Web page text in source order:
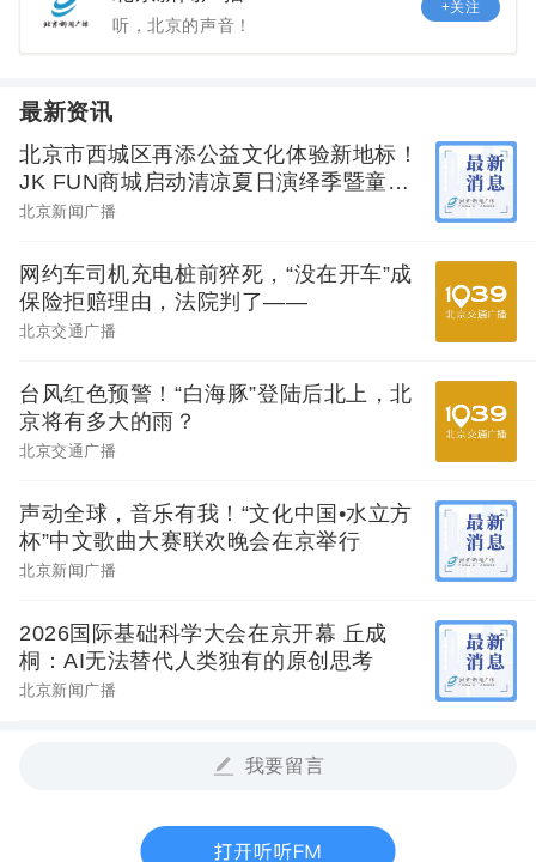
听，北京的声音！
+关注
最新资讯
北京市西城区再添公益文化体验新地标！
JK FUN商城启动清凉夏日演绎季暨童梦
馆开场活动
北京新闻广播
网约车司机充电桩前猝死，“没在开车”成
保险拒赔理由，法院判了——
北京交通广播
台风红色预警！“白海豚”登陆后北上，北
京将有多大的雨？
北京交通广播
声动全球，音乐有我！“文化中国•水立方
杯”中文歌曲大赛联欢晚会在京举行
北京新闻广播
2026国际基础科学大会在京开幕 丘成
桐：AI无法替代人类独有的原创思考
北京新闻广播
我要留言